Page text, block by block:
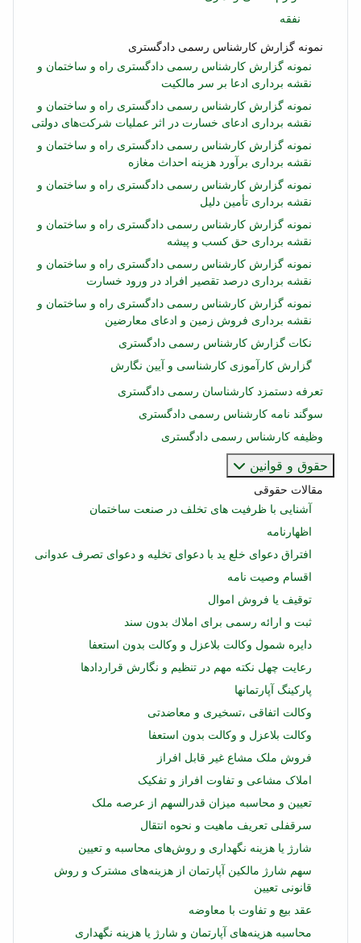
نفقه
نمونه گزارش کارشناس رسمی دادگستری
نمونه گزارش کارشناس رسمی دادگستری راه و ساختمان و
نقشه برداری ادعا بر سر مالکیت
نمونه گزارش کارشناس رسمی دادگستری راه و ساختمان و
نقشه برداری ادعای خسارت در اثر عملیات شرکت‌های دولتی
نمونه گزارش کارشناس رسمی دادگستری راه و ساختمان و
نقشه برداری برآورد هزینه احداث مغازه
نمونه گزارش کارشناس رسمی دادگستری راه و ساختمان و
نقشه برداری تأمین دلیل
نمونه گزارش کارشناس رسمی دادگستری راه و ساختمان و
نقشه برداری حق کسب و پیشه
نمونه گزارش کارشناس رسمی دادگستری راه و ساختمان و
نقشه برداری درصد تقصیر افراد در ورود خسارت
نمونه گزارش کارشناس رسمی دادگستری راه و ساختمان و
نقشه برداری فروش زمین و ادعای معارضین
نکات گزارش کارشناس رسمی دادگستری
گزارش کارآموزی کارشناسی و آیین نگارش
تعرفه دستمزد کارشناسان رسمی دادگستری
سوگند نامه کارشناس رسمی دادگستری
وظیفه کارشناس رسمی دادگستری
حقوق و قوانین
مقالات حقوقی
آشنایی با ظرفیت های تخلف در صنعت ساختمان
اظهارنامه
افتراق دعوای خلع ید با دعوای تخلیه و دعوای تصرف عدوانی
اقسام وصیت نامه
توقیف یا فروش اموال
ثبت و ارائه رسمی برای املاك بدون سند
دایره شمول وکالت بلاعزل و وکالت بدون استعفا
رعایت چهل نکته مهم در تنظیم و نگارش قراردادها
پاركینگ آپارتمانها
وکالت اتفاقی ،تسخیری و معاضدتی
وکالت بلاعزل و وکالت بدون استعفا
فروش ملک مشاع غیر قابل افراز
املاک مشاعی و تفاوت افراز و تفکیک
تعیین و محاسبه میزان قدرالسهم از عرصه ملک
سرقفلی تعریف ماهیت و نحوه انتقال
شارژ یا هزینه نگهداری و روش‌های محاسبه و تعیین
سهم شارژ مالکین آپارتمان از هزینه‌های مشترک و روش
قانونی تعیین
عقد بیع و تفاوت با معاوضه
محاسبه هزینه‌های آپارتمان و شارژ یا هزینه نگهداری